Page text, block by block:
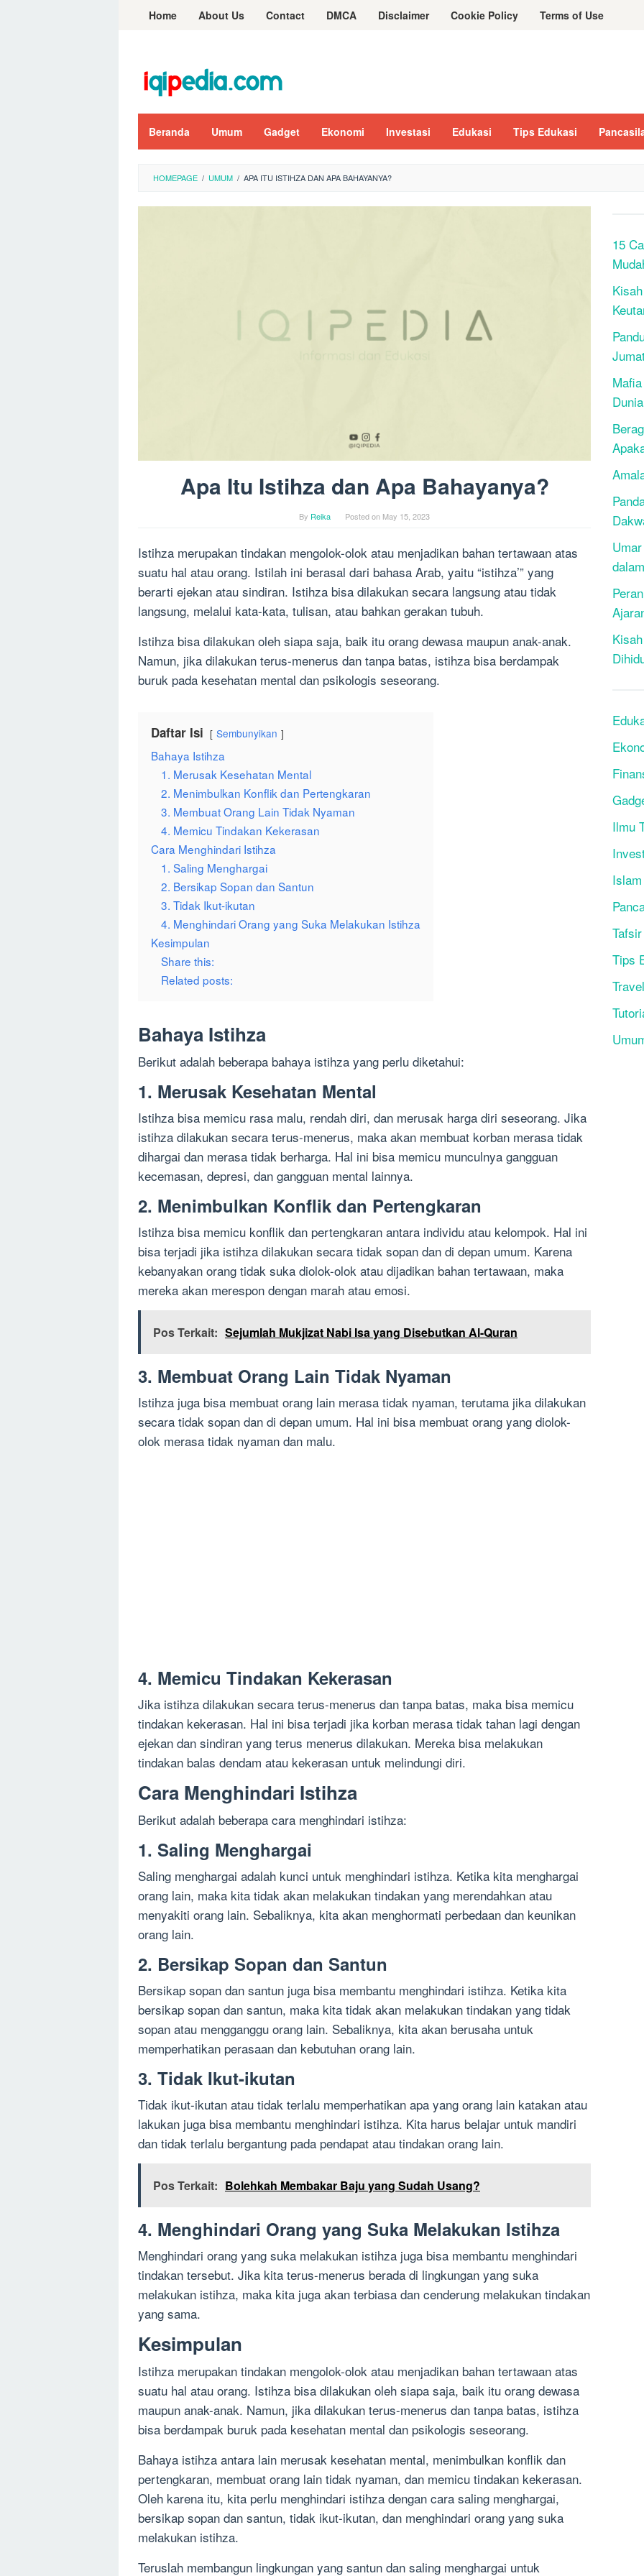
Home About Us Contact DMCA Disclaimer Cookie Policy Terms of Use
Beranda Umum Gadget Ekonomi Investasi Edukasi Tips Edukasi
HOMEPAGE / UMUM / APA ITU ISTIHZA DAN APA BAHAYANYA?
Apa Itu Istihza dan Apa Bahayanya?
By Reika Posted on May 15, 2023
Istihza merupakan tindakan mengolok-olok atau menjadikan bahan tertawaan atas
suatu hal atau orang. Istilah ini berasal dari bahasa Arab, yaitu “istihza’” yang
berarti ejekan atau sindiran. Istihza bisa dilakukan secara langsung atau tidak
langsung, melalui kata-kata, tulisan, atau bahkan gerakan tubuh.
Istihza bisa dilakukan oleh siapa saja, baik itu orang dewasa maupun anak-anak.
Namun, jika dilakukan terus-menerus dan tanpa batas, istihza bisa berdampak
buruk pada kesehatan mental dan psikologis seseorang.
Daftar Isi Sembunyikan
Bahaya Istihza
1. Merusak Kesehatan Mental
2. Menimbulkan Konflik dan Pertengkaran
3. Membuat Orang Lain Tidak Nyaman
4. Memicu Tindakan Kekerasan
Cara Menghindari Istihza
1. Saling Menghargai
2. Bersikap Sopan dan Santun
3. Tidak Ikut-ikutan
4. Menghindari Orang yang Suka Melakukan Istihza
Kesimpulan
Share this:
Related posts:
Bahaya Istihza
Berikut adalah beberapa bahaya istihza yang perlu diketahui:
1. Merusak Kesehatan Mental
Istihza bisa memicu rasa malu, rendah diri, dan merusak harga diri seseorang. Jika
istihza dilakukan secara terus-menerus, maka akan membuat korban merasa tidak
dihargai dan merasa tidak berharga. Hal ini bisa memicu munculnya gangguan
kecemasan, depresi, dan gangguan mental lainnya.
2. Menimbulkan Konflik dan Pertengkaran
Istihza bisa memicu konflik dan pertengkaran antara individu atau kelompok. Hal ini
bisa terjadi jika istihza dilakukan secara tidak sopan dan di depan umum. Karena
kebanyakan orang tidak suka diolok-olok atau dijadikan bahan tertawaan, maka
mereka akan merespon dengan marah atau emosi.
Pos Terkait: Sejumlah Mukjizat Nabi Isa yang Disebutkan Al-Quran
3. Membuat Orang Lain Tidak Nyaman
Istihza juga bisa membuat orang lain merasa tidak nyaman, terutama jika dilakukan
secara tidak sopan dan di depan umum. Hal ini bisa membuat orang yang diolok-
olok merasa tidak nyaman dan malu.
4. Memicu Tindakan Kekerasan
Jika istihza dilakukan secara terus-menerus dan tanpa batas, maka bisa memicu
tindakan kekerasan. Hal ini bisa terjadi jika korban merasa tidak tahan lagi dengan
ejekan dan sindiran yang terus menerus dilakukan. Mereka bisa melakukan
tindakan balas dendam atau kekerasan untuk melindungi diri.
Cara Menghindari Istihza
Berikut adalah beberapa cara menghindari istihza:
1. Saling Menghargai
Saling menghargai adalah kunci untuk menghindari istihza. Ketika kita menghargai
orang lain, maka kita tidak akan melakukan tindakan yang merendahkan atau
menyakiti orang lain. Sebaliknya, kita akan menghormati perbedaan dan keunikan
orang lain.
2. Bersikap Sopan dan Santun
Bersikap sopan dan santun juga bisa membantu menghindari istihza. Ketika kita
bersikap sopan dan santun, maka kita tidak akan melakukan tindakan yang tidak
sopan atau mengganggu orang lain. Sebaliknya, kita akan berusaha untuk
memperhatikan perasaan dan kebutuhan orang lain.
3. Tidak Ikut-ikutan
Tidak ikut-ikutan atau tidak terlalu memperhatikan apa yang orang lain katakan atau
lakukan juga bisa membantu menghindari istihza. Kita harus belajar untuk mandiri
dan tidak terlalu bergantung pada pendapat atau tindakan orang lain.
Pos Terkait: Bolehkah Membakar Baju yang Sudah Usang?
4. Menghindari Orang yang Suka Melakukan Istihza
Menghindari orang yang suka melakukan istihza juga bisa membantu menghindari
tindakan tersebut. Jika kita terus-menerus berada di lingkungan yang suka
melakukan istihza, maka kita juga akan terbiasa dan cenderung melakukan tindakan
yang sama.
Kesimpulan
Istihza merupakan tindakan mengolok-olok atau menjadikan bahan tertawaan atas
suatu hal atau orang. Istihza bisa dilakukan oleh siapa saja, baik itu orang dewasa
maupun anak-anak. Namun, jika dilakukan terus-menerus dan tanpa batas, istihza
bisa berdampak buruk pada kesehatan mental dan psikologis seseorang.
Bahaya istihza antara lain merusak kesehatan mental, menimbulkan konflik dan
pertengkaran, membuat orang lain tidak nyaman, dan memicu tindakan kekerasan.
Oleh karena itu, kita perlu menghindari istihza dengan cara saling menghargai,
bersikap sopan dan santun, tidak ikut-ikutan, dan menghindari orang yang suka
melakukan istihza.
Teruslah membangun lingkungan yang santun dan saling menghargai untuk
15
Ilmu
Tafsir
Tips